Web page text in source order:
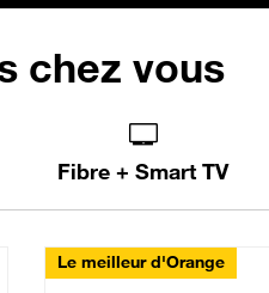
chez vous
Fibre + Smart TV
Le meilleur d'Orange